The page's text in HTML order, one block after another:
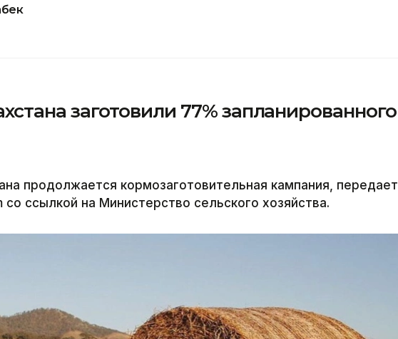
заготовили 77% запланированного
продолжается кормозаготовительная кампания, передает
со ссылкой на Министерство сельского хозяйства.